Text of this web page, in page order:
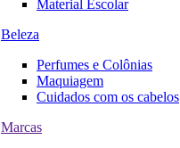
Material Escolar
Beleza
Perfumes e Colônias
Maquiagem
Cuidados com os cabelos
Marcas